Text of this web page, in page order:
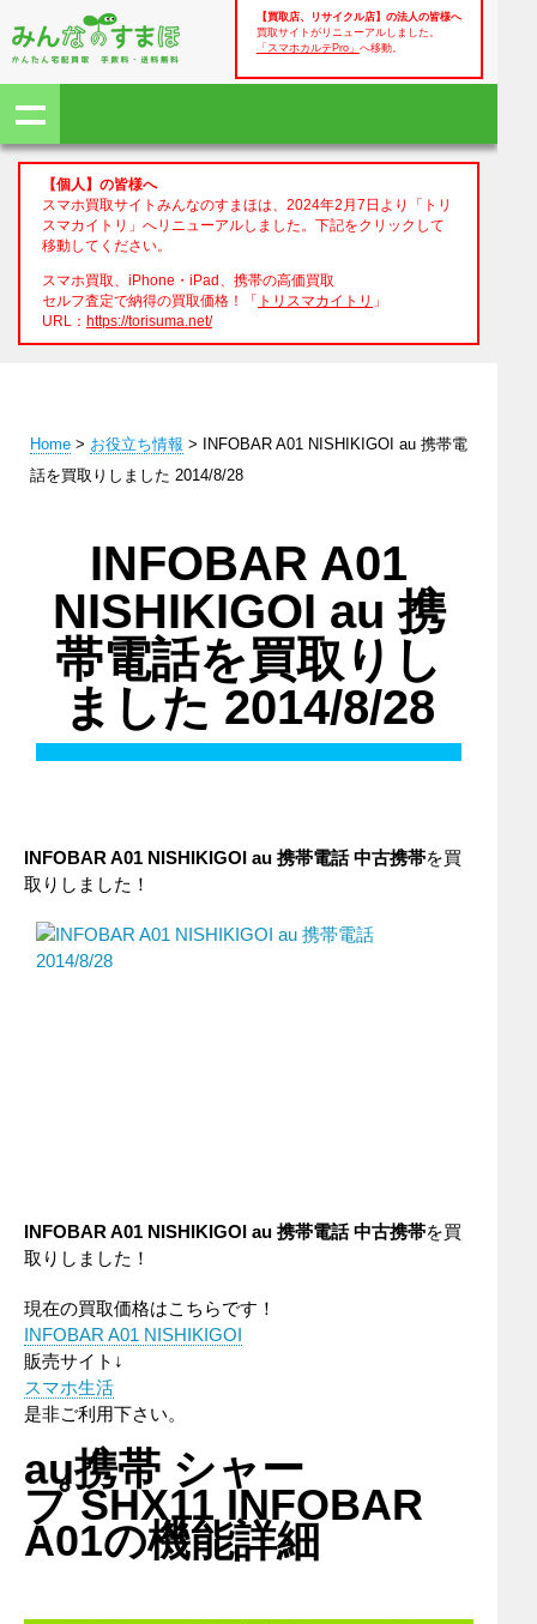
【買取店、リサイクル店】の法人の皆様へ
買取サイトがリニューアルしました。
「スマホカルテPro」 へ移動。
【個人】の皆様へ
スマホ買取サイトみんなのすまほは、2024年2月7日より「トリ
スマカイトリ」へリニューアルしました。下記をクリックして
移動してください。
スマホ買取、iPhone・iPad、携帯の高価買取
セルフ査定で納得の買取価格！「 トリスマカイトリ 」
URL： https://torisuma.net/
Home > お役立ち情報 > INFOBAR A01 NISHIKIGOI au 携帯電
話を買取りしました 2014/8/28
INFOBAR A01
NISHIKIGOI au 携
帯電話を買取りし
ました 2014/8/28
INFOBAR A01 NISHIKIGOI au 携帯電話中古携帯を買
取りしました！
INFOBAR A01 NISHIKIGOI au 携帯電話中古携帯を買
取りしました！
現在の買取価格はこちらです！
INFOBAR A01 NISHIKIGOI
販売サイト↓
スマホ生活
是非ご利用下さい。
au携帯 シャー
プ SHX11 INFOBAR
A01の機能詳細